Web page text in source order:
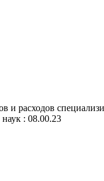
и расходов
: 08.00.23